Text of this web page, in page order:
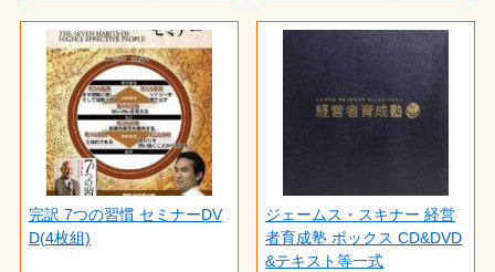
完訳 7つの習慣 セミナーDV
D(4枚組)
ジェームス・スキナー 経営
者育成塾 ボックス CD&DVD
&テキスト等一式